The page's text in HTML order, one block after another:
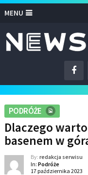
MENU
PODRÓŻE
Dlaczego
basenem w
By: redakcja serwisu
In: Podróże
17 października 2023